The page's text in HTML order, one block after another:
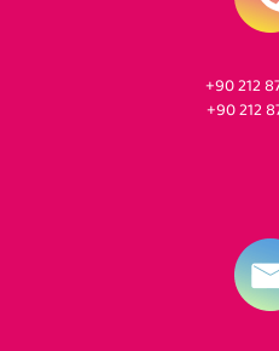
+90 212
+90 212